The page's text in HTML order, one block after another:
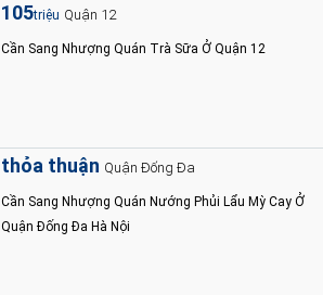
105triệu Quận 12
Cần Sang Nhượng Quán Trà Sữa Ở Quận 12
thỏa thuận Quận Đống Đa
Cần Sang Nhượng Quán Nướng Phủi Lẩu Mỳ Cay Ở
Quận Đống Đa Hà Nội